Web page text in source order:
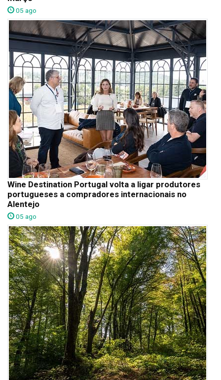
05 ago
Wine Destination Portugal volta a ligar produtores
portugueses a compradores internacionais no
Alentejo
05 ago